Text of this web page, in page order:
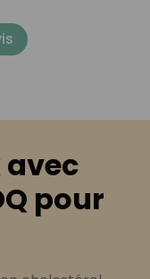
avec
pour